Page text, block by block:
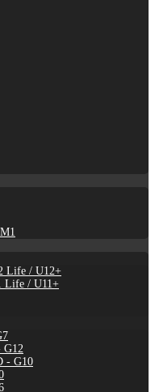
Life / U12+
Life / U11+
G12
- G10